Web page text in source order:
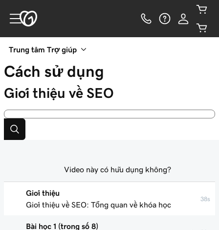
Trung tâm Trợ giúp
Cách sử dụng
Giới thiệu về SEO
Giới thiệu
Giới thiệu về SEO: Tổng quan về khóa học
38s
Bài học 1 (trong số 8)
Video này có hữu dụng không?